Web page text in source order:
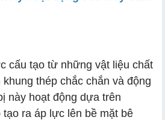
cấu tạo từ những vật liệu chất
thép chắc chắn và động
này hoạt động dựa trên
tạo ra áp lực lên bề mặt bê